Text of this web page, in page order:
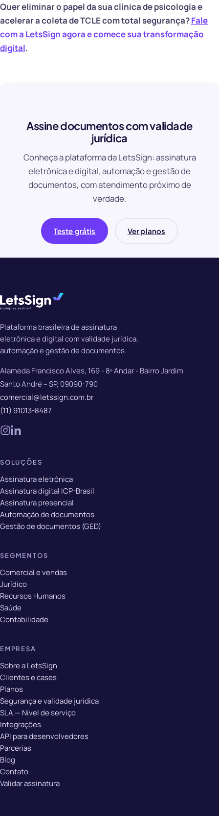
Quer eliminar o papel da sua clínica de psicologia e
acelerar a coleta de TCLE com total segurança?Fale
com a LetsSign agora e comece sua transformação
digital.
Assine documentos com validade
jurídica
Conheça a plataforma da LetsSign: assinatura
eletrônica e digital, automação e gestão de
documentos, com atendimento próximo de
verdade.
Teste grátis Ver planos
Plataforma brasileira de assinatura
eletrônica e digital com validade jurídica,
automação e gestão de documentos.
Alameda Francisco Alves, 169 - 8º Andar - Bairro Jardim
Santo André – SP, 09090-790
comercial@letssign.com.br
(11) 91013-8487
SOLUÇÕES
Assinatura eletrônica
Assinatura digital ICP-Brasil
Assinatura presencial
Automação de documentos
Gestão de documentos (GED)
SEGMENTOS
Comercial e vendas
Jurídico
Recursos Humanos
Saúde
Contabilidade
EMPRESA
Sobre a LetsSign
Clientes e cases
Planos
Segurança e validade jurídica
SLA — Nível de serviço
Integrações
API para desenvolvedores
Parcerias
Blog
Contato
Validar assinatura